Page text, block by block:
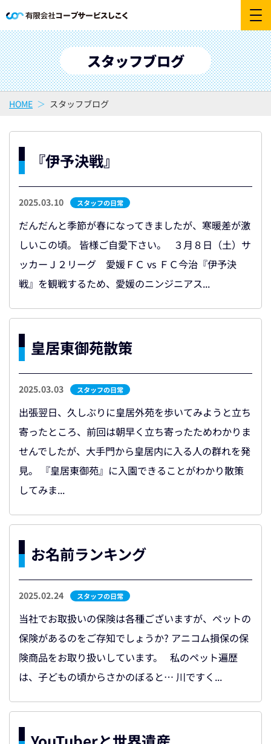
スタッフブログ
HOME スタッフブログ
『伊予決戦』
2025.03.10 スタッフの日常
だんだんと季節が春になってきましたが、寒暖差が激
しいこの頃。 皆様ご自愛下さい。 ３月８日（土）サ
ッカーＪ２リーグ 愛媛ＦＣ vs ＦＣ今治『伊予決
戦』を観戦するため、愛媛のニンジニアス...
皇居東御苑散策
2025.03.03 スタッフの日常
出張翌日、久しぶりに皇居外苑を歩いてみようと立ち
寄ったところ、前回は朝早く立ち寄ったためわかりま
せんでしたが、大手門から皇居内に入る人の群れを発
見。 『皇居東御苑』に入園できることがわかり散策
してみま...
お名前ランキング
2025.02.24 スタッフの日常
当社でお取扱いの保険は各種ございますが、ペットの
保険があるのをご存知でしょうか? アニコム損保の保
険商品をお取り扱いしています。 私のペット遍歴
は、子どもの頃からさかのぼると… 川ですく...